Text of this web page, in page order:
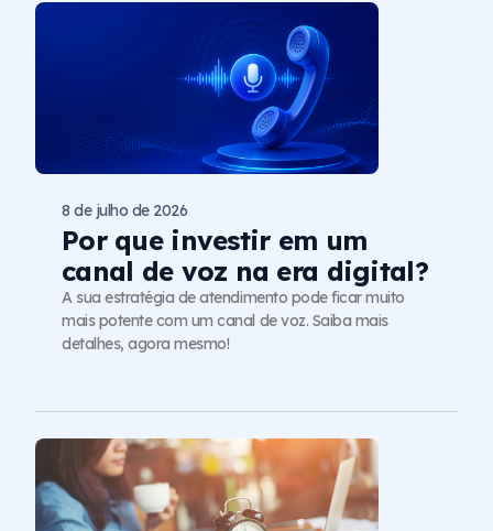
Por que investir em um
canal de voz na era digital?
8 de julho de 2026
A sua estratégia de atendimento pode ficar muito
mais potente com um canal de voz. Saiba mais
detalhes, agora mesmo!